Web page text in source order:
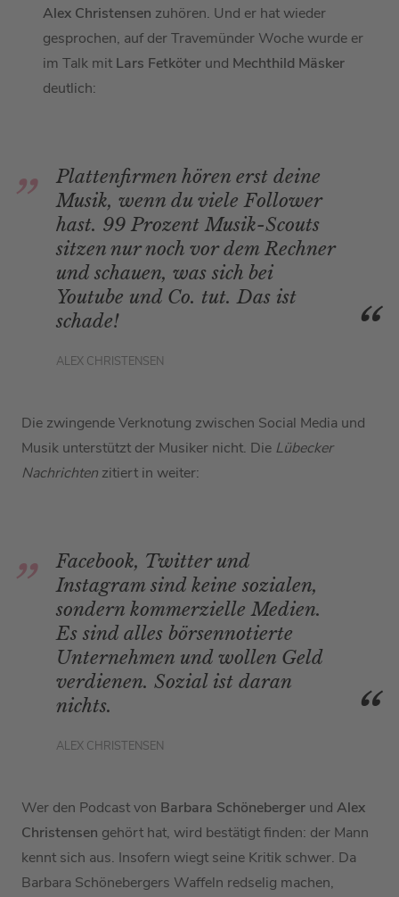
Alex Christensen zuhören. Und er hat wieder
gesprochen, auf der Travemünder Woche wurde er
im Talk mit Lars Fetköter und Mechthild Mäsker
deutlich:
Plattenfirmen hören erst deine
Musik, wenn du viele Follower
hast. 99 Prozent Musik-Scouts
sitzen nur noch vor dem Rechner
und schauen, was sich bei
Youtube und Co. tut. Das ist
schade!
ALEX CHRISTENSEN
Die zwingende Verknotung zwischen Social Media und
Musik unterstützt der Musiker nicht. Die Lübecker
Nachrichten zitiert in weiter:
Facebook, Twitter und
Instagram sind keine sozialen,
sondern kommerzielle Medien.
Es sind alles börsennotierte
Unternehmen und wollen Geld
verdienen. Sozial ist daran
nichts.
ALEX CHRISTENSEN
Wer den Podcast von Barbara Schöneberger und Alex
Christensen gehört hat, wird bestätigt finden: der Mann
kennt sich aus. Insofern wiegt seine Kritik schwer. Da
Barbara Schönebergers Waffeln redselig machen,